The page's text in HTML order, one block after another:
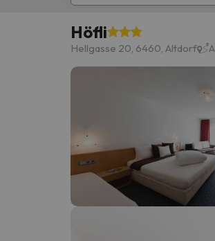
Esquí
¡Vaya! No hemos
¡Vaya! Parece que
Höfli
Hellgasse 20, 6460, Altdorf